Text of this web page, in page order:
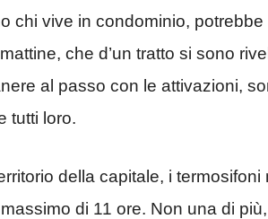
chi vive in condominio,
che d’un tratto si sono
al passo con le attivazioni,
tutti loro.
della capitale, i termosifoni
di 11 ore. Non una di